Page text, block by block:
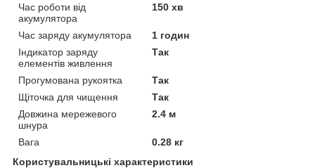
Час роботи від
акумулятора
150 хв
Час заряду акумулятора
1 годин
Індикатор заряду
елементів живлення
Так
Прогумована рукоятка
Так
Щіточка для чищення
Так
Довжина мережевого
шнура
2.4 м
Вага
0.28 кг
Користувальницькі характеристики